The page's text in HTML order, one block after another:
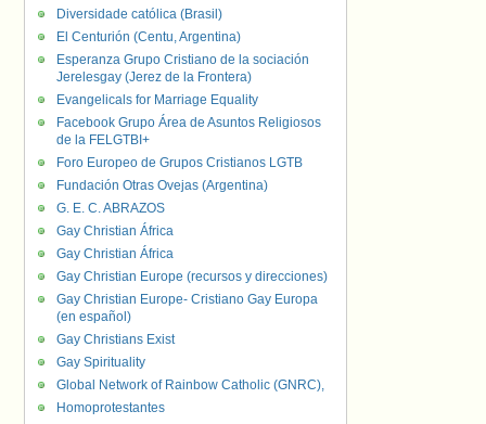
Diversidade católica (Brasil)
El Centurión (Centu, Argentina)
Esperanza Grupo Cristiano de la sociación
Jerelesgay (Jerez de la Frontera)
Evangelicals for Marriage Equality
Facebook Grupo Área de Asuntos Religiosos
de la FELGTBI+
Foro Europeo de Grupos Cristianos LGTB
Fundación Otras Ovejas (Argentina)
G. E. C. ABRAZOS
Gay Christian África
Gay Christian África
Gay Christian Europe (recursos y direcciones)
Gay Christian Europe- Cristiano Gay Europa
(en español)
Gay Christians Exist
Gay Spirituality
Global Network of Rainbow Catholic (GNRC),
Homoprotestantes